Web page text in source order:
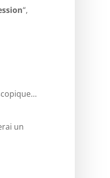
“,
un